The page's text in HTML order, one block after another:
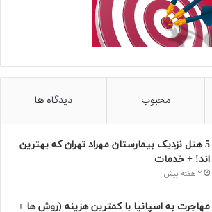
محبوب دیدگاه ها
5 هتل نزدیک بیمارستان مهراد تهران که بهترین‌
اند! + خدمات
2 هفته پیش
مهاجرت به اسپانیا با کمترین هزینه (روش ها +